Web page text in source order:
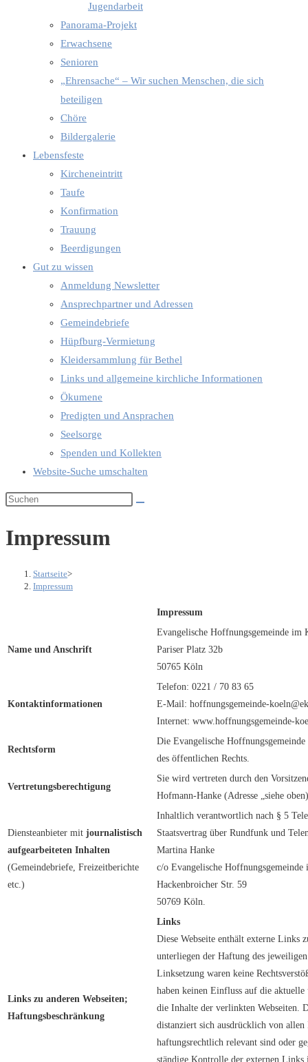
Jugendarbeit
Panorama-Projekt
Erwachsene
Senioren
„Ehrensache“ – Wir suchen Menschen, die sich
beteiligen
Chöre
Bildergalerie
Lebensfeste
Kircheneintritt
Taufe
Konfirmation
Trauung
Beerdigungen
Gut zu wissen
Anmeldung Newsletter
Ansprechpartner und Adressen
Gemeindebriefe
Hüpfburg-Vermietung
Kleidersammlung für Bethel
Links und allgemeine kirchliche Informationen
Ökumene
Predigten und Ansprachen
Seelsorge
Spenden und Kollekten
Website-Suche umschalten
Impressum
Startseite>
Impressum
Impressum
Name und Anschrift
Evangelische Hoffnungsgemeinde im
Pariser Platz 32b
50765 Köln
Kontaktinformationen
Telefon: 0221 / 70 83 65
E-Mail: hoffnungsgemeinde-
Internet: www.hoffnungsgemeinde-
Rechtsform
Die Evangelische
des öffentlichen Rechts.
Vertretungsberechtigung
Sie wird vertreten durch den
Hofmann-Hanke (Adresse „siehe oben)
Diensteanbieter mit journalistisch
aufgearbeiteten Inhalten
(Gemeindebriefe, Freizeitberichte
etc.)
Inhaltlich verantwortlich nach § 5
Staatsvertrag über Rundfunk und
Martina Hanke
c/o Evangelische
Hackenbroicher Str. 59
50769 Köln.
Links zu anderen Webseiten;
Haftungsbeschränkung
Links
Diese Webseite enthält externe Links
unterliegen der Haftung des
Linksetzung waren keine
haben keinen Einfluss auf die
die Inhalte der verlinkten Webseiten.
distanziert sich ausdrücklich von
haftungsrechtlich relevant sind oder
ständige Kontrolle der externen